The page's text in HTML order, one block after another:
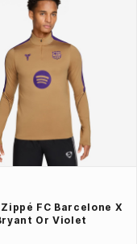
FC Barcelone X
Or Violet